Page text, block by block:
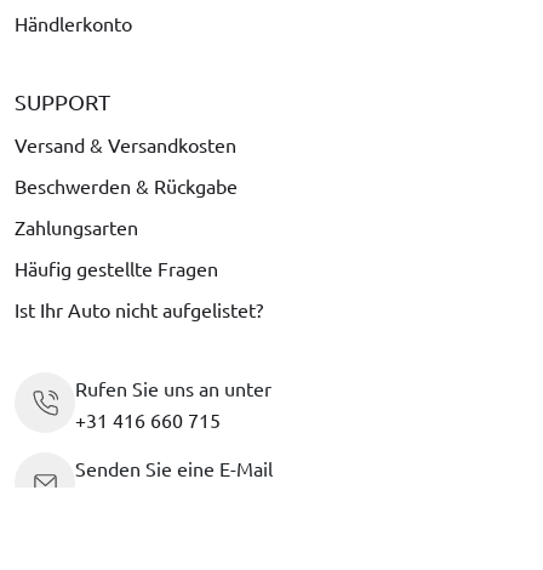
Händlerkonto
SUPPORT
Versand & Versandkosten
Beschwerden & Rückgabe
Zahlungsarten
Häufig gestellte Fragen
Ist Ihr Auto nicht aufgelistet?
Rufen Sie uns an unter
+31 416 660 715
Senden Sie eine E-Mail